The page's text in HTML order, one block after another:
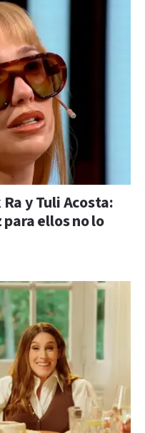
y Tuli Acosta:
ellos no lo